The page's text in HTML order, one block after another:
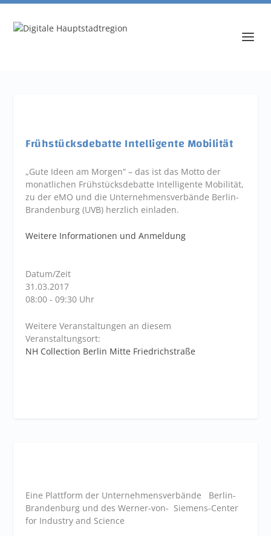
Frühstücksdebatte Intelligente Mobilität
„Gute Ideen am Morgen“ – das ist das Motto der
monatlichen Frühstücksdebatte Intelligente Mobilität,
zu der eMO und die Unternehmensverbände Berlin-
Brandenburg (UVB) herzlich einladen.
Weitere Informationen und Anmeldung
Datum/Zeit
31.03.2017
08:00 - 09:30 Uhr
Weitere Veranstaltungen an diesem
Veranstaltungsort:
NH Collection Berlin Mitte Friedrichstraße
Eine Plattform der Unternehmensverbände Berlin-
Brandenburg und des Werner-von- Siemens-Center
for Industry and Science